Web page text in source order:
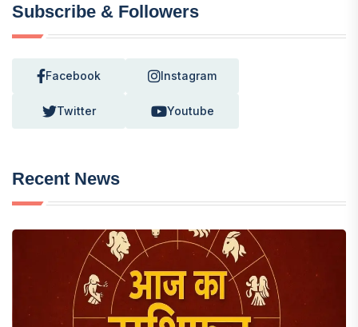
Subscribe & Followers
Facebook Instagram
Twitter Youtube
Recent News